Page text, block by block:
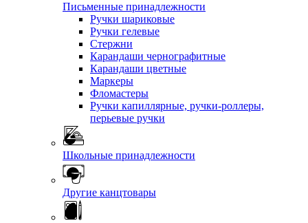
Письменные принадлежности
Ручки шариковые
Ручки гелевые
Стержни
Карандаши чернографитные
Карандаши цветные
Маркеры
Фломастеры
Ручки капиллярные, ручки-роллеры,
перьевые ручки
Школьные принадлежности
Другие канцтовары